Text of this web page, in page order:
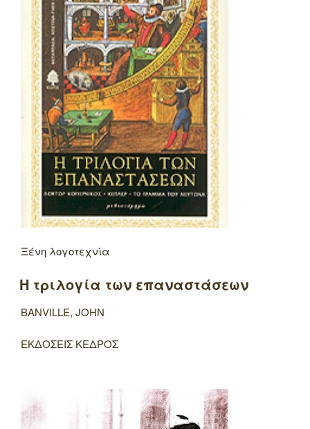
Ξένη λογοτεχνία
Η τριλογία των επαναστάσεων
BANVILLE, JOHN
ΕΚΔΟΣΕΙΣ ΚΕΔΡΟΣ